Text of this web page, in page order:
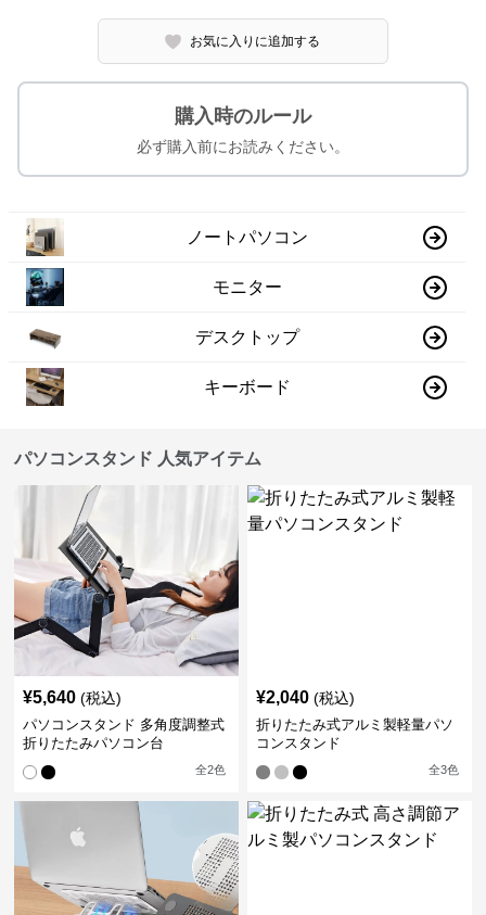
お気に入りに追加する
購入時のルール
必ず購入前にお読みください。
ノートパソコン
モニター
デスクトップ
キーボード
パソコンスタンド 人気アイテム
¥5,640 (税込)
パソコンスタンド 多角度調整式
折りたたみパソコン台
全2色
¥2,040 (税込)
折りたたみ式アルミ製軽量パソ
コンスタンド
全3色